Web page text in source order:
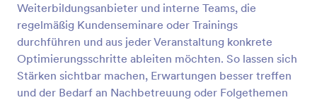
Weiterbildungsanbieter und interne Teams, die
regelmäßig Kundenseminare oder Trainings
durchführen und aus jeder Veranstaltung konkrete
Optimierungsschritte ableiten möchten. So lassen sich
Stärken sichtbar machen, Erwartungen besser treffen
und der Bedarf an Nachbetreuung oder Folgethemen